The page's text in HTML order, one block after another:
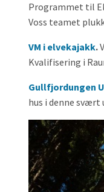
Programmet til
Voss teamet
VM i elvekajakk.
Kvalifisering i
Gullfjordungen
hus i denne svært